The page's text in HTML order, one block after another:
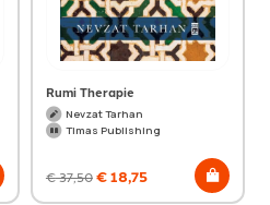
Rumi Therapie
Nevzat Tarhan
Timas Publishing
€37,50€18,75